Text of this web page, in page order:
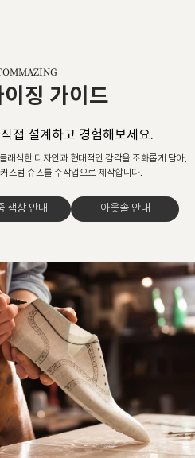
징 가이드
접 설계하고 경험해보세요.
래식한 디자인과 현대적인 감각을 조화롭게 담아,
스텀 슈즈를 수작업으로 제작합니다.
색상 안내 아웃솔 안내